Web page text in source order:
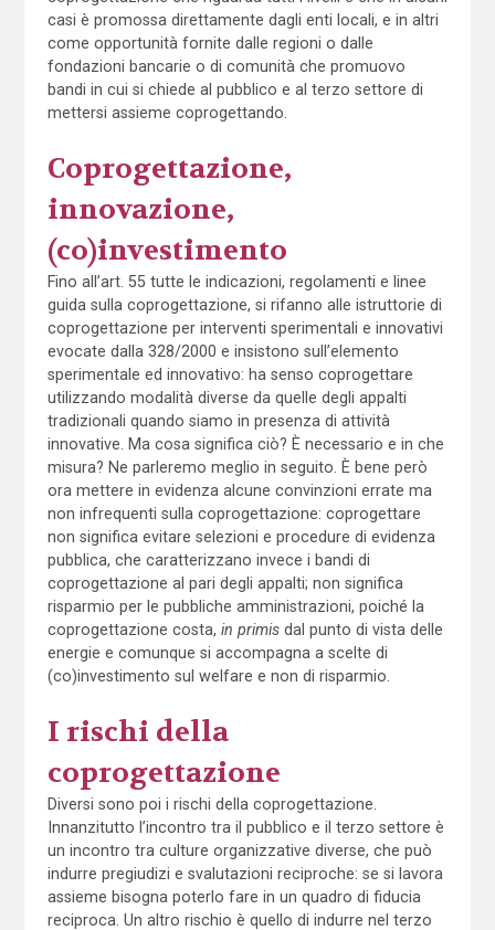
casi è promossa direttamente dagli enti locali, e in altri
come opportunità fornite dalle regioni o dalle
fondazioni bancarie o di comunità che promuovo
bandi in cui si chiede al pubblico e al terzo settore di
mettersi assieme coprogettando.
Coprogettazione,
innovazione,
(co)investimento
Fino all’art. 55 tutte le indicazioni, regolamenti e linee
guida sulla coprogettazione, si rifanno alle istruttorie di
coprogettazione per interventi sperimentali e innovativi
evocate dalla 328/2000 e insistono sull’elemento
sperimentale ed innovativo: ha senso coprogettare
utilizzando modalità diverse da quelle degli appalti
tradizionali quando siamo in presenza di attività
innovative. Ma cosa significa ciò? È necessario e in che
misura? Ne parleremo meglio in seguito. È bene però
ora mettere in evidenza alcune convinzioni errate ma
non infrequenti sulla coprogettazione: coprogettare
non significa evitare selezioni e procedure di evidenza
pubblica, che caratterizzano invece i bandi di
coprogettazione al pari degli appalti; non significa
risparmio per le pubbliche amministrazioni, poiché la
coprogettazione costa, in primisdal punto di vista delle
energie e comunque si accompagna a scelte di
(co)investimento sul welfare e non di risparmio.
I rischi della
coprogettazione
Diversi sono poi i rischi della coprogettazione.
Innanzitutto l’incontro tra il pubblico e il terzo settore è
un incontro tra culture organizzative diverse, che può
indurre pregiudizi e svalutazioni reciproche: se si lavora
assieme bisogna poterlo fare in un quadro di fiducia
reciproca. Un altro rischio è quello di indurre nel terzo